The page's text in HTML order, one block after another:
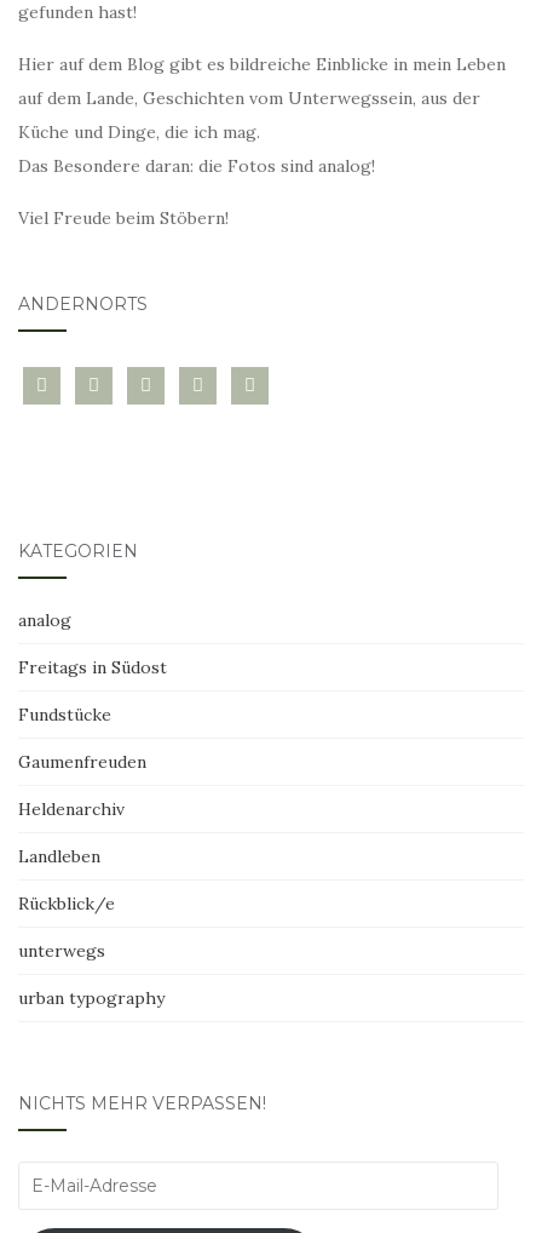
gefunden hast!
Hier auf dem Blog gibt es bildreiche Einblicke in mein Leben
auf dem Lande, Geschichten vom Unterwegssein, aus der
Küche und Dinge, die ich mag.
Das Besondere daran: die Fotos sind analog!
Viel Freude beim Stöbern!
ANDERNORTS
bloglovininstagramtwitter pinterest
mail
KATEGORIEN
analog
Freitags in Südost
Fundstücke
Gaumenfreuden
Heldenarchiv
Landleben
Rückblick/e
unterwegs
urban typography
NICHTS MEHR VERPASSEN!
E-